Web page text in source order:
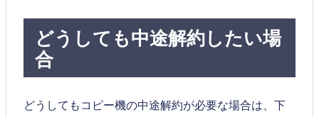
どうしても中途解約したい場
合
どうしてもコピー機の中途解約が必要な場合は、下